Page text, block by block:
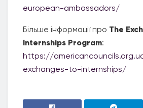
european-ambassadors/
Більше інформації про The
Internships Program:
https://
exchanges-to-internships/